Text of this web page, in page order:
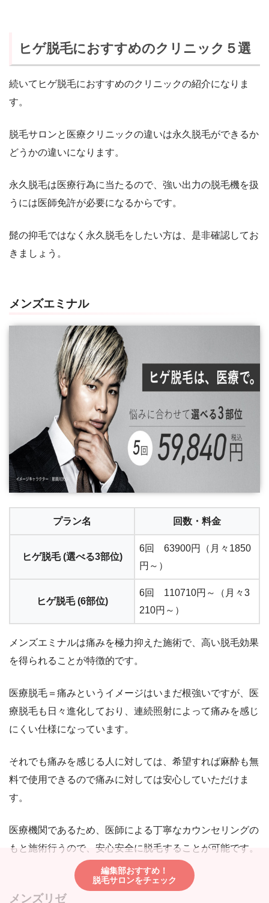
ヒゲ脱毛におすすめのクリニック５選
続いてヒゲ脱毛におすすめのクリニックの紹介になりま
す。
脱毛サロンと医療クリニックの違いは永久脱毛ができるか
どうかの違いになります。
永久脱毛は医療行為に当たるので、強い出力の脱毛機を扱
うには医師免許が必要になるからです。
髭の抑毛ではなく永久脱毛をしたい方は、是非確認してお
きましょう。
メンズエミナル
プラン名 回数・料金
ヒゲ脱毛 (選べる3部位)
6回 63900円（月々1850
円～）
ヒゲ脱毛 (6部位)
6回 110710円～（月々3
210円～）
メンズエミナルは痛みを極力抑えた施術で、高い脱毛効果
を得られることが特徴的です。
医療脱毛＝痛みというイメージはいまだ根強いですが、医
療脱毛も日々進化しており、連続照射によって痛みを感じ
にくい仕様になっています。
それでも痛みを感じる人に対しては、希望すれば麻酔も無
料で使用できるので痛みに対しては安心していただけま
す。
医療機関であるため、医師による丁寧なカウンセリングの
もと施術行うので、安心安全に脱毛することが可能です。
メンズリゼ
編集部おすすめ！
脱毛サロンをチェック